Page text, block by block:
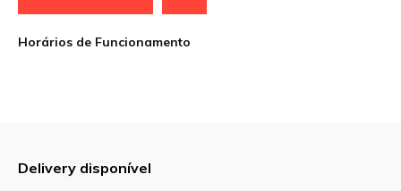
Horários de Funcionamento
Delivery disponível